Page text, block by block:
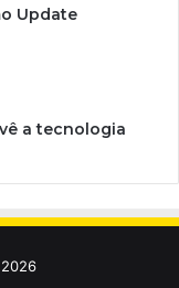
Update
a tecnologia